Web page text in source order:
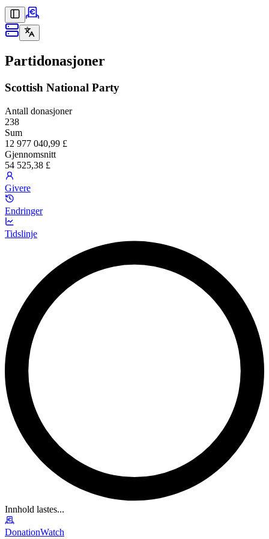
Partidonasjoner
Scottish National Party
Antall donasjoner
238
Sum
12 977 040,99 £
Gjennomsnitt
54 525,38 £
Givere
Endringer
Tidslinje
Innhold lastes...
DonationWatch